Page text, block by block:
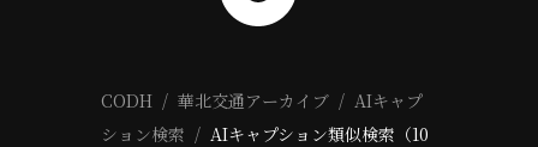
CODH 華北交通アーカイブ
AIキャプ
ション検索
AIキャプション類似検索（10